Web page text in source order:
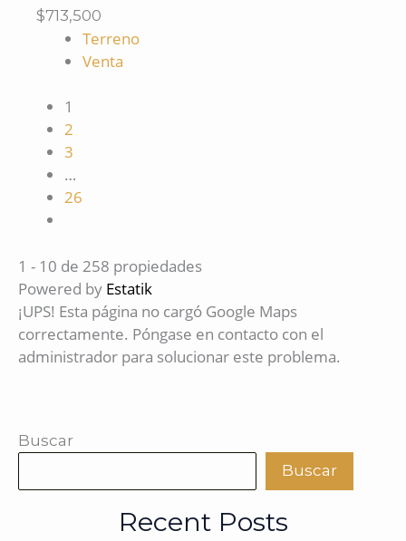
$713,500
Terreno
Venta
1
2
3
…
26
1 - 10 de 258 propiedades
Powered by Estatik
¡UPS! Esta página no cargó Google Maps
correctamente. Póngase en contacto con el
administrador para solucionar este problema.
Buscar
Buscar
Recent Posts